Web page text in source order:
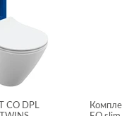
CO DPL